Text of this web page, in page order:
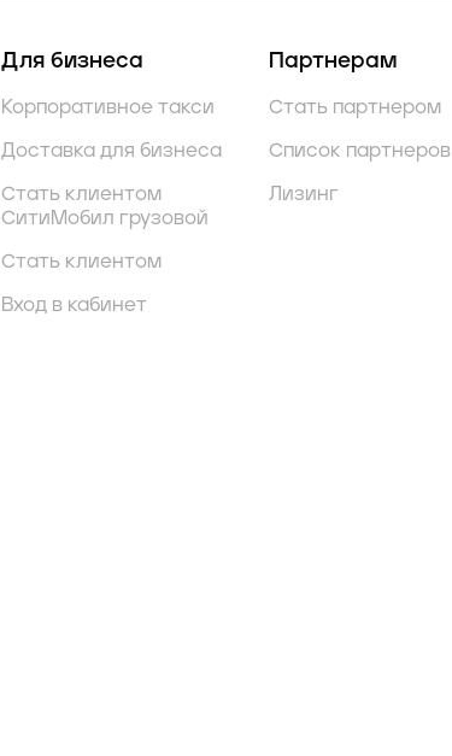
Для бизнеса
Корпоративное такси
Доставка для бизнеса
Стать клиентом
СитиМобил грузовой
Стать клиентом
Вход в кабинет
Партнерам
Стать партнером
Список партнеров
Лизинг